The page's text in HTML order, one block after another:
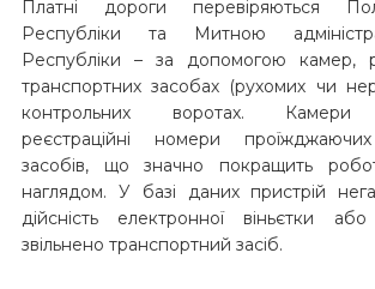
Платні дороги перевіряються
Республіки та Митною
Республіки – за допомогою камер,
транспортних засобах (рухомих чи
контрольних воротах. Камери
реєстраційні номери
засобів, що значно покращить
наглядом. У базі даних пристрій
дійсність електронної віньєтки
звільнено транспортний засіб.